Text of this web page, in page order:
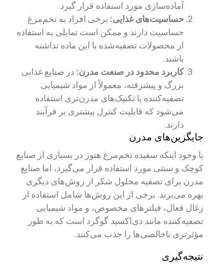
آماده‌سازی مورد استفاده قرار گیرد.
حساسیت‌های غذایی: برخی افراد به تخم‌مرغ
حساسیت دارند و ممکن است تمایلی به استفاده
از محصولات تصفیه‌شده با این ماده نداشته
باشند.
کاربرد محدود در صنعت مدرن: در صنایع غذایی
بزرگ و پیشرفته، معمولاً از مواد شیمیایی
تصفیه‌کننده یا تکنیک‌های مدرن‌تری استفاده
می‌شود که قابلیت کنترل بیشتری بر فرآیند
دارند.
جایگزین‌های مدرن
با وجود اینکه سفیده تخم‌مرغ هنوز در بسیاری از صنایع
کوچک و سنتی مورد استفاده قرار می‌گیرد، اما صنایع
مدرن برای تصفیه محلول شکر از روش‌های دیگری
بهره می‌برند. برخی از این روش‌ها شامل استفاده از
زغال فعال، فیلترهای مخصوص، و مواد شیمیایی
تصفیه‌کننده مانند دی‌اکسید گوگرد است که به طور
مؤثرتری ناخالصی‌ها را جذب می‌کنند.
نتیجه‌گیری